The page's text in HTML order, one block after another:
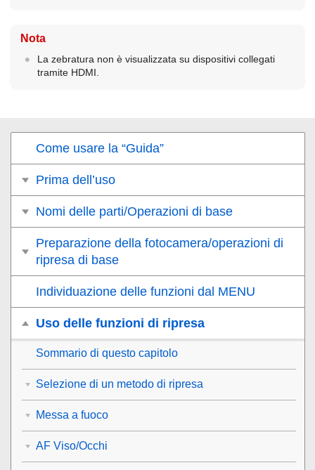
Nota
La zebratura non è visualizzata su dispositivi collegati
tramite HDMI.
Come usare la “Guida”
Prima dell’uso
Nomi delle parti/Operazioni di base
Preparazione della fotocamera/operazioni di
ripresa di base
Individuazione delle funzioni dal MENU
Uso delle funzioni di ripresa
Sommario di questo capitolo
Selezione di un metodo di ripresa
Messa a fuoco
AF Viso/Occhi